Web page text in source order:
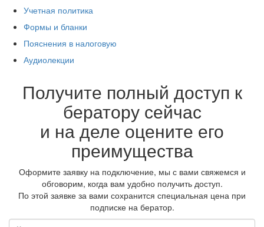
Учетная политика
Формы и бланки
Пояснения в налоговую
Аудиолекции
Получите полный доступ к
бератору сейчас
и на деле оцените его
преимущества
Оформите заявку на подключение, мы с вами свяжемся и
обговорим, когда вам удобно получить доступ.
По этой заявке за вами сохранится специальная цена при
подписке на бератор.